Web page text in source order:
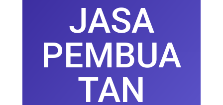
JASA
PEMBUA
TAN